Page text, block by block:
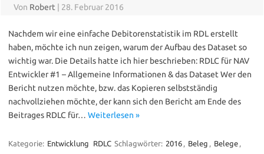
Von Robert 28. Februar 2016
Nachdem wir eine einfache Debitorenstatistik im RDL erstellt
haben, möchte ich nun zeigen, warum der Aufbau des Dataset so
wichtig war. Die Details hatte ich hier beschrieben: RDLC für NAV
Entwickler #1 – Allgemeine Informationen & das Dataset Wer den
Bericht nutzen möchte, bzw. das Kopieren selbstständig
nachvollziehen möchte, der kann sich den Bericht am Ende des
Beitrages RDLC für… Weiterlesen »
Kategorie: Entwicklung RDLC Schlagwörter: 2016 , Beleg , Belege ,